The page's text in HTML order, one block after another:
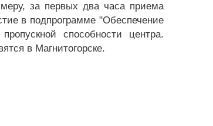
за первых два часа приема
в подпрограмме "Обеспечение
способности центра.
в Магнитогорске.